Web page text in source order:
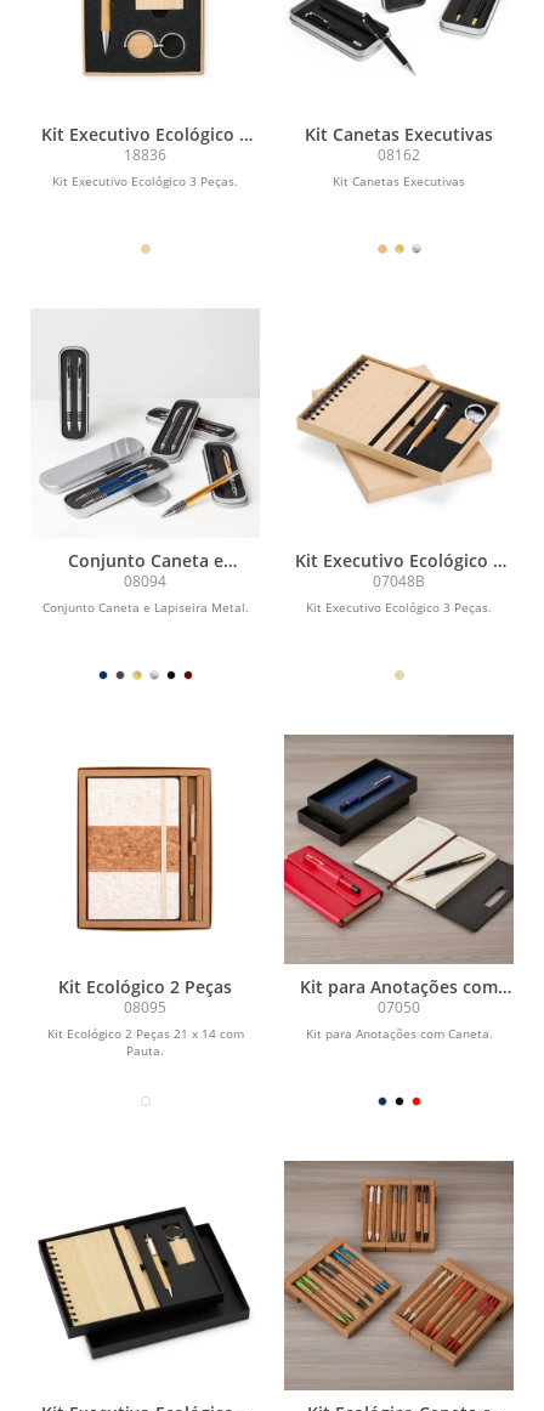
Kit Executivo Ecológico 3
Peças
18836
Kit Executivo Ecológico 3 Peças.
Kit Canetas Executivas
08162
Kit Canetas Executivas
Conjunto Caneta e
Lapiseira Metal
08094
Conjunto Caneta e Lapiseira Metal.
Kit Executivo Ecológico 3
Peças
07048B
Kit Executivo Ecológico 3 Peças.
Kit Ecológico 2 Peças
08095
Kit Ecológico 2 Peças 21 x 14 com
Pauta.
Kit para Anotações com
Caneta
07050
Kit para Anotações com Caneta.